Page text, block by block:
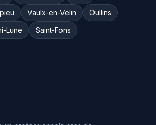
Vaulx-en-Velin
Oullins
Lune
Saint-Fons